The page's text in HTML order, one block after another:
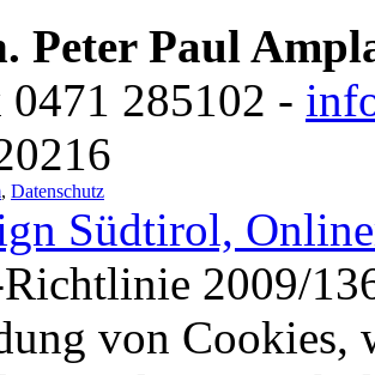
Peter Paul
0471 285102 -
, Datenschutz
Südtirol,
2009/
von Cookies,